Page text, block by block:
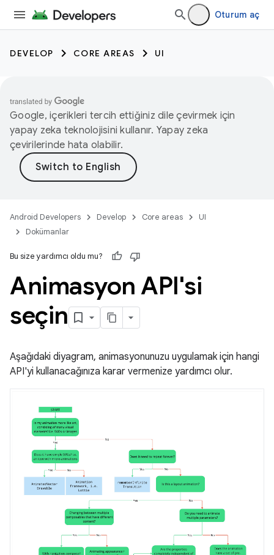
Oturum aç
DEVELOP CORE AREAS UI
Google, içerikleri tercih ettiğiniz dile çevirmek için
yapay zeka teknolojisini kullanır. Yapay zeka
çevirilerinde hata olabilir.
Android Developers Develop Core areas
UI
Dokümanlar
Bu size yardımcı oldu mu?
Animasyon API'si
seçin
Aşağıdaki diyagram, animasyonunuzu uygulamak için hangi
API'yi kullanacağınıza karar vermenize yardımcı olur.